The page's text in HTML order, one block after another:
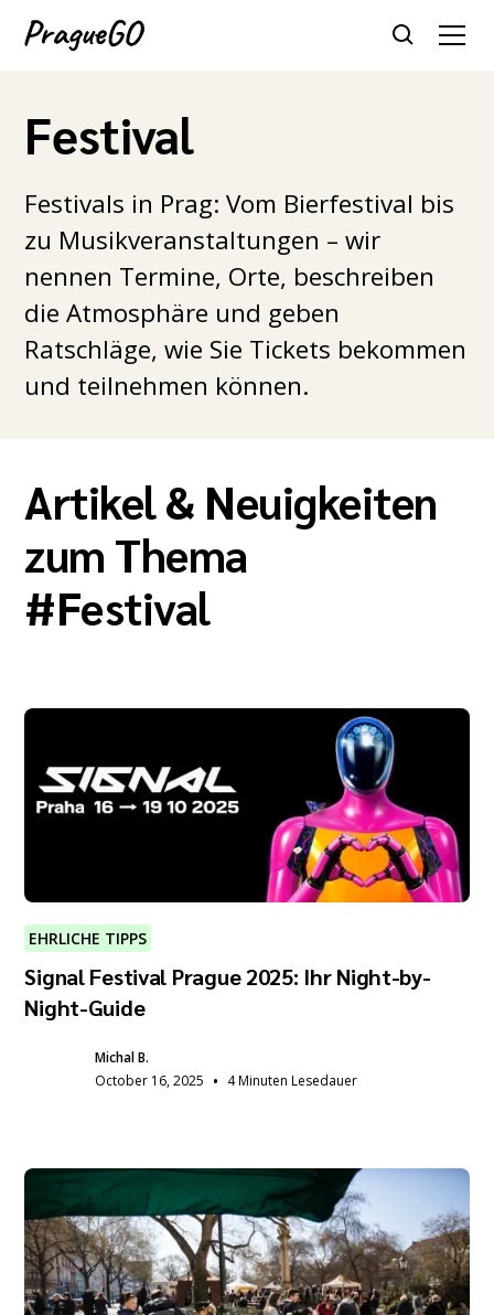
Festival
Festivals in Prag: Vom Bierfestival bis
zu Musikveranstaltungen – wir
nennen Termine, Orte, beschreiben
die Atmosphäre und geben
Ratschläge, wie Sie Tickets bekommen
und teilnehmen können.
Artikel & Neuigkeiten
zum Thema
#Festival
EHRLICHE TIPPS
Signal Festival Prague 2025: Ihr Night-by-
Night-Guide
Michal B.
October 16, 2025 • 4 Minuten Lesedauer